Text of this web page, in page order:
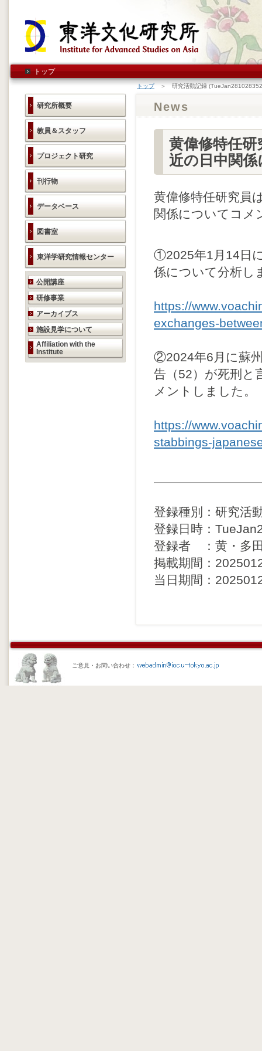
トップ
研究所概要
教員＆スタッフ
プロジェクト研究
刊行物
データベース
図書室
東洋学研究情報センター
研究活動のご案内
公開講座
研修事業
アーカイブス
施設見学について
Affiliation with the
Institute
トップ＞ 研究活動記録
News
黄偉修特任
近の日中関
黄偉修特任研究員
関係についてコメ
①2025年1月14日
係について分析し
https://
exchanges-
②2024年6月に蘇
告（52） が死刑と
メントしま した。
https://
stabbings-
登録種別：研究活
登録日時：
登録者 ：黄・多
掲載期間：
当日期間：
ご意見・お問い合わせ：